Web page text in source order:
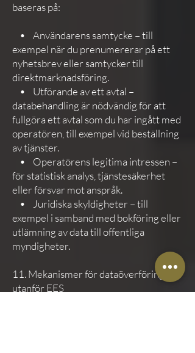
baseras på:
• Användarens samtycke – till
exempel när du prenumererar på ett
nyhetsbrev eller samtycker till
direktmarknadsföring.
• Utförande av ett avtal –
databehandling är nödvändig för att
fullgöra ett avtal som du har ingått med
operatören, till exempel vid beställning
av tjänster.
• Operatörens legitima intressen –
för statistisk analys, tjänstesäkerhet
eller försvar mot anspråk.
• Juridiska skyldigheter – till
exempel i samband med bokföring eller
utlämning av data till offentliga
myndigheter.
11. Mekanismer för dataöverföring
utanför EES